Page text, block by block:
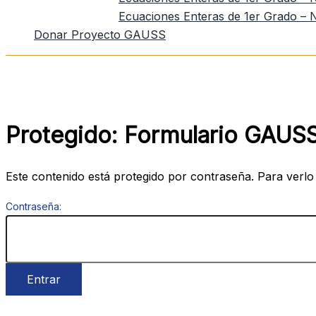
Ecuaciones Enteras de 1er Grado –
Donar Proyecto GAUSS
Protegido: Formulario
Este contenido está protegido por contraseña. Para
Contraseña: